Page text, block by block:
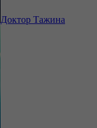
Доктор Тажина